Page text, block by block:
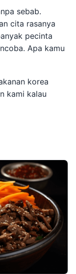
sebab.
cita rasanya
pecinta
Apa kamu
korea
kami kalau